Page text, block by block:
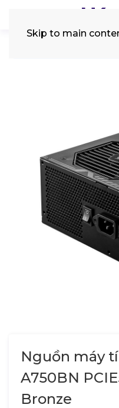
Skip to main
Nguồn máy
A750BN
Bronze